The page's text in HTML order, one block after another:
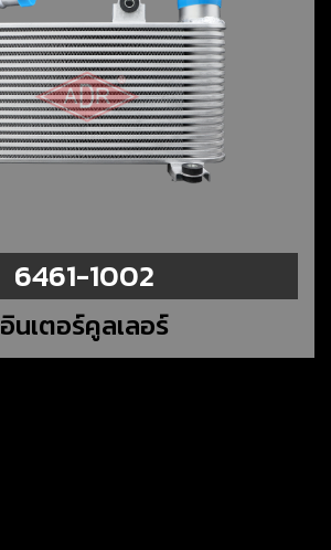
6461-1002
อินเตอร์คูลเลอร์